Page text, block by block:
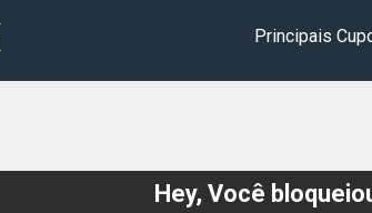
Principais
Hey, Você